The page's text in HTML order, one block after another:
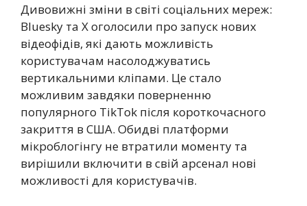
Дивовижні зміни в світі соціальних мереж:
Bluesky та X оголосили про запуск нових
відеофідів, які дають можливість
користувачам насолоджуватись
вертикальними кліпами. Це стало
можливим завдяки поверненню
популярного TikTok після короткочасного
закриття в США. Обидві платформи
мікроблогінгу не втратили моменту та
вирішили включити в свій арсенал нові
можливості для користувачів.